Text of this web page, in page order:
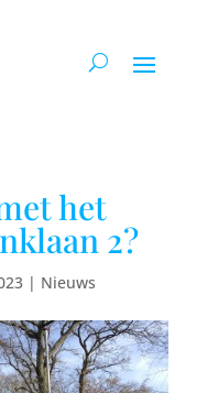
het
2?
| Nieuws